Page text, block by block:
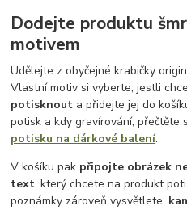
Dodejte produktu
motivem
Udělejte z obyčejné krabičky
Vlastní motiv si vyberte, jestli
potisknout a přidejte jej do
potisk a kdy gravírování, přečtěte
potisku na dárkové balení.
V košíku pak připojte obrázek
text, který chcete na produkt
poznámky zároveň vysvětlete,